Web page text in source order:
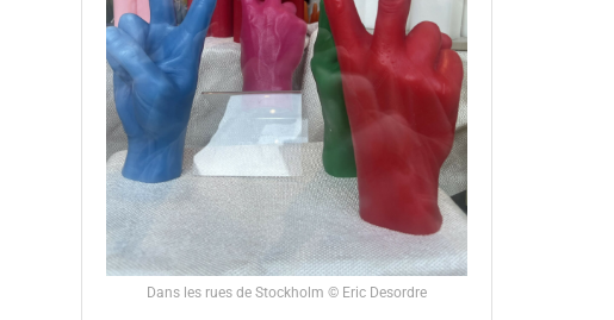
Dans les rues de Stockholm © Eric Desordre